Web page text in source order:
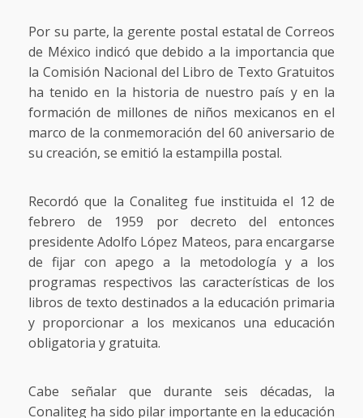
Por su parte, la gerente postal estatal de Correos
de México indicó que debido a la importancia que
la Comisión Nacional del Libro de Texto Gratuitos
ha tenido en la historia de nuestro país y en la
formación de millones de niños mexicanos en el
marco de la conmemoración del 60 aniversario de
su creación, se emitió la estampilla postal.
Recordó que la Conaliteg fue instituida el 12 de
febrero de 1959 por decreto del entonces
presidente Adolfo López Mateos, para encargarse
de fijar con apego a la metodología y a los
programas respectivos las características de los
libros de texto destinados a la educación primaria
y proporcionar a los mexicanos una educación
obligatoria y gratuita.
Cabe señalar que durante seis décadas, la
Conaliteg ha sido pilar importante en la educación